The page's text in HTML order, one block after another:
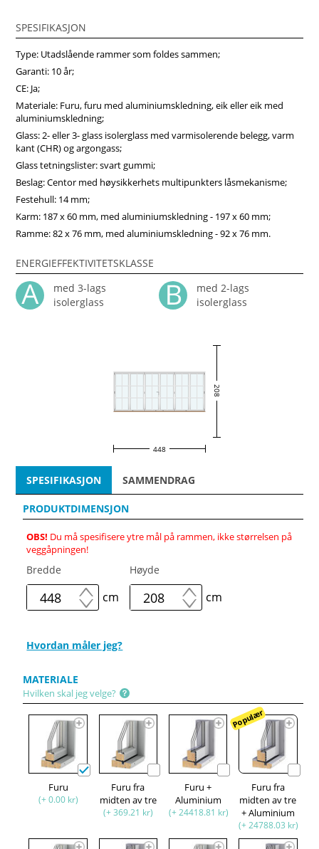
konkurransedyktig foldedør pris. Vindupro leverer
skreddersydde løsninger som varer lenge.
SPESIFIKASJON
Type: Utadslående rammer som foldes sammen;
Garanti: 10 år;
CE: Ja;
Materiale: Furu, furu med aluminiumskledning, eik eller eik med
aluminiumskledning;
Glass: 2- eller 3- glass isolerglass med varmisolerende belegg, varm
kant (CHR) og argongass;
Glass tetningslister: svart gummi;
Beslag: Centor med høysikkerhets multipunkters låsmekanisme;
Festehull: 14 mm;
Karm: 187 x 60 mm, med aluminiumskledning - 197 x 60 mm;
Ramme: 82 x 76 mm, med aluminiumskledning - 92 x 76 mm.
ENERGIEFFEKTIVITETSKLASSE
med 3-lags
isolerglass
med 2-lags
isolerglass
208
448
SPESIFIKASJON SAMMENDRAG
PRODUKTDIMENSJON
OBS! Du må spesifisere ytre mål på rammen, ikke størrelsen på
veggåpningen!
Bredde
cm
Høyde
cm
Hvordan måler jeg?
MATERIALE
Hvilken skal jeg velge?
Furu
(+ 0.00 kr)
Furu fra
midten av tre
(+ 369.21 kr)
Furu +
Aluminium
(+ 24418.81 kr)
Populær
Furu fra
midten av tre
+ Aluminium
(+ 24788.03 kr)